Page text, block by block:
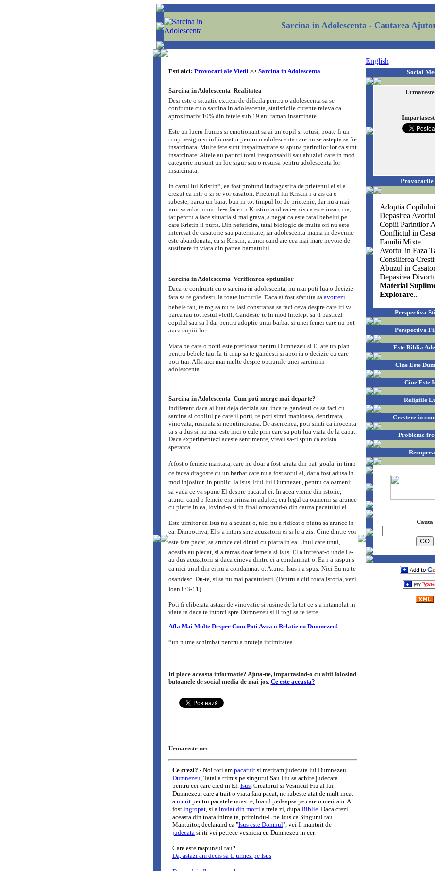
Sarcina in Adolescenta - Cautarea
Esti aici: Provocari ale Vietii>> Sarcina in Adolescenta
Sarcina in Adolescenta  Realitatea
Desi este o situatie extrem de dificila pentru o adolescenta sa se
confrunte cu o sarcina in adolescenta, statisticile curente releva ca
aproximativ 10% din fetele sub 19 ani raman insarcinate.
Este un lucru frumos si emotionant sa ai un copil si totusi, poate fi un
timp nesigur si infricosator pentru o adolescenta care nu se astepta sa fie
insarcinata. Multe fete sunt inspaimantate sa spuna parintilor lor ca sunt
insarcinate. Altele au parinti total iresponsabili sau abuzivi care in mod
categoric nu sunt un loc sigur sau o resursa pentru adolescenta lor
insarcinata.
In cazul lui Kristin*, ea fost profund indragostita de prietenul ei si a
crezut ca intr-o zi se vor casatori. Prietenul lui Kristin i-a zis ca o
iubeste, parea un baiat bun in tot timpul lor de prietenie, dar nu a mai
vrut sa aiba nimic de-a face cu Kristin cand ea i-a zis ca este insarcina;
iar pentru a face situatia si mai grava, a negat ca este tatal bebelui pe
care Kristin il purta. Din nefericire, tatal biologic de multe ori nu este
interesat de casatorie sau paternitate, iar adolescenta-mama in devenire
este abandonata, ca si Kristin, atunci cand are cea mai mare nevoie de
sustinere in viata din partea barbatului.
Sarcina in Adolescenta  Verificarea optiunilor
Daca te confrunti cu o sarcina in adolescenta, nu mai poti lua o decizie
fara sa te gandesti  la toate lucrurile. Daca ai fost sfatuita sa avortezi
bebele tau, te rog sa nu te lasi constransa sa faci ceva despre care iti va
parea rau tot restul vietii. Gandeste-te in mod intelept sa-ti pastrezi
copilul sau sa-l dai pentru adoptie unui barbat si unei femei care nu pot
avea copiii lor.
Viata pe care o porti este pretioasa pentru Dumnezeu si El are un plan
pentru bebele tau. Ia-ti timp sa te gandesti si apoi ia o decizie cu care
poti trai. Afla aici mai multe despre optiunile unei sarcini in
adolescenta.
Sarcina in Adolescenta  Cum poti merge mai departe?
Indiferent daca ai luat deja decizia sau inca te gandesti ce sa faci cu
sarcina si copilul pe care il porti, te poti simti manioasa, deprimata,
vinovata, rusinata si neputincioasa. De asemenea, poti simti ca inocenta
ta s-a dus si nu mai este nici o cale prin care sa poti lua viata de la capat.
Daca experimentezi aceste sentimente, vreau sa-ti spun ca exista
speranta.
A fost o femeie maritata, care nu doar a fost tarata din pat  goala  in timp
ce facea dragoste cu un barbat care nu a fost sotul ei, dar a fost adusa in
mod injositor  in public  la Isus, Fiul lui Dumnezeu, pentru ca oamenii
sa vada ce va spune El despre pacatul ei. In acea vreme din istorie,
atunci cand o femeie era prinsa in adulter, era legal ca oamenii sa arunce
cu pietre in ea, lovind-o si in final omorand-o din cauza pacatului ei.
Este uimitor ca Isus nu a acuzat-o, nici nu a ridicat o piatra sa arunce in
ea. Dimpotriva, El s-a intors spre acuzatorii ei si le-a zis: Cine dintre voi
este fara pacat, sa arunce cel dintai cu piatra in ea. Unul cate unul,
acestia au plecat, si a ramas doar femeia si Isus. El a intrebat-o unde i s-
au dus acuzatorii si daca cineva dintre ei a condamnat-o. Ea i-a raspuns
ca nici unul din ei nu a condamnat-o. Atunci Isus i-a spus: Nici Eu nu te
osandesc. Du-te, si sa nu mai pacatuiesti. (Pentru a citi toata istoria, vezi
Ioan 8:3-11).
Poti fi eliberata astazi de vinovatie si rusine de la tot ce s-a intamplat in
viata ta daca te intorci spre Dumnezeu si Il rogi sa te ierte.
Afla Mai Multe Despre Cum Poti Avea o Relatie cu Dumnezeu!
*un nume schimbat pentru a proteja intimitatea
Iti place aceasta informatie? Ajuta-ne, impartasind-o cu altii folosind
butoanele de social media de mai jos. Ce este aceasta?
Urmareste-ne:
English
Social
Adoptia Copilului
Depasirea
Copiii Parintilor
Conflictul in
Familii Mixte
Avortul in Faza
Consilierea
Abuzul in
Depasirea
Material
Explorare...
Perspectiva
Perspectiva
Este Biblia
Cine Este
Cine Este
Religiile
Crestere in
Probleme
Cauta